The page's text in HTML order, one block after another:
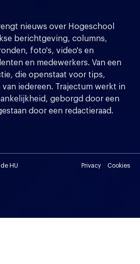
nieuws over Hogeschool
berichtgeving, columns,
foto's, video's en
en medewerkers. Van een
die openstaat voor tips,
iedereen. Trajectum werkt in
geborgd door een
door een redactieraad.
HU Privacy Cookies